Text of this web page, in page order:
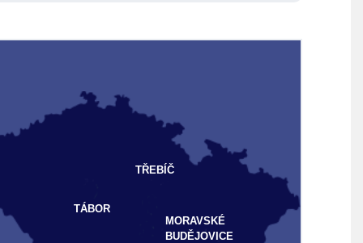
MORAVSKÉ
BUDĚJOVICE
TÁBOR
TŘEBÍČ